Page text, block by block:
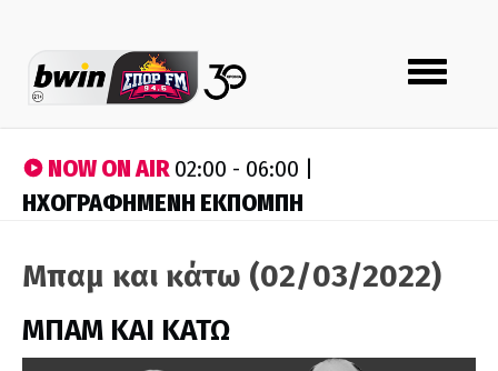
Toggle
navigation
NOW ON AIR02:00 - 06:00 |
ΗΧΟΓΡΑΦΗΜΕΝΗ ΕΚΠΟΜΠΗ
Μπαμ και κάτω (02/03/2022)
ΜΠΑΜ ΚΑΙ ΚΑΤΩ